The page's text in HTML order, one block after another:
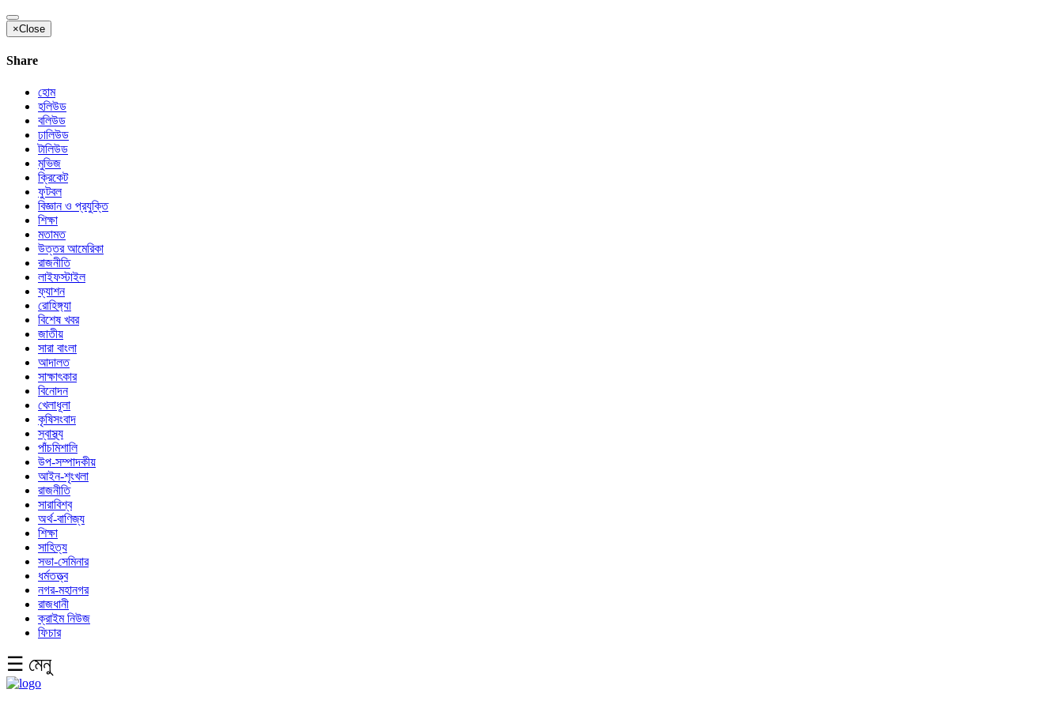
×Close
Share
হোম
হলিউড
বলিউড
ঢালিউড
টালিউড
মুভিজ
ক্রিকেট
ফুটবল
বিজ্ঞান ও প্রযুক্তি
শিক্ষা
মতামত
উত্তর আমেরিকা
রাজনীতি
লাইফস্টাইল
ফ্যাশন
রোহিঙ্গ্যা
বিশেষ খবর
জাতীয়
সারা বাংলা
আদালত
সাক্ষাৎকার
বিনোদন
খেলাধূলা
কৃষিসংবাদ
স্বাস্থ্য
পাঁচমিশালি
উপ-সম্পাদকীয়
আইন-শৃংখলা
রাজনীতি
সারাবিশ্ব
অর্থ-বাণিজ্য
শিক্ষা
সাহিত্য
সভা-সেমিনার
ধর্মতত্ত্ব
নগর-মহানগর
রাজধানী
ক্রাইম নিউজ
ফিচার
☰ মেনু